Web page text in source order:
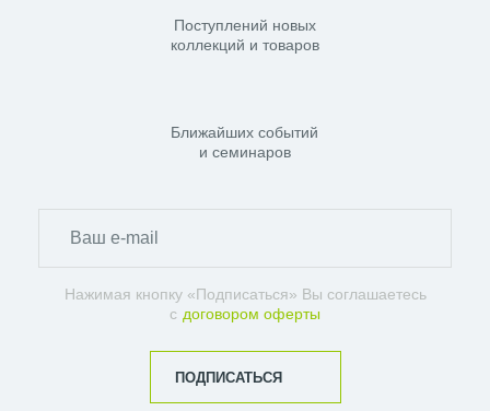
Поступлений новых
коллекций и товаров
Ближайших событий
и семинаров
Нажимая кнопку «Подписаться» Вы соглашаетесь
с договором оферты
ПОДПИСАТЬСЯ